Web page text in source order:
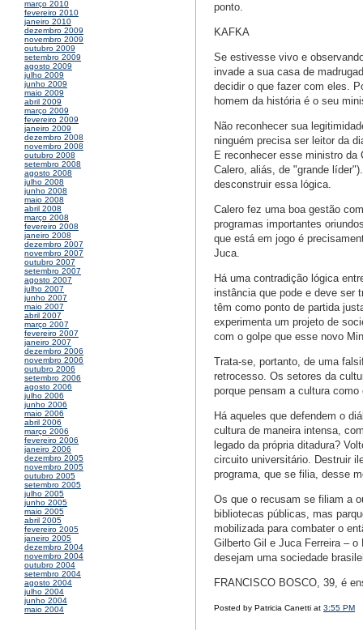
março 2010
fevereiro 2010
janeiro 2010
dezembro 2009
novembro 2009
outubro 2009
setembro 2009
agosto 2009
julho 2009
junho 2009
maio 2009
abril 2009
março 2009
fevereiro 2009
janeiro 2009
dezembro 2008
novembro 2008
outubro 2008
setembro 2008
agosto 2008
julho 2008
junho 2008
maio 2008
abril 2008
março 2008
fevereiro 2008
janeiro 2008
dezembro 2007
novembro 2007
outubro 2007
setembro 2007
agosto 2007
julho 2007
junho 2007
maio 2007
abril 2007
março 2007
fevereiro 2007
janeiro 2007
dezembro 2006
novembro 2006
outubro 2006
setembro 2006
agosto 2006
julho 2006
junho 2006
maio 2006
abril 2006
março 2006
fevereiro 2006
janeiro 2006
dezembro 2005
novembro 2005
outubro 2005
setembro 2005
julho 2005
junho 2005
maio 2005
abril 2005
fevereiro 2005
janeiro 2005
dezembro 2004
novembro 2004
outubro 2004
setembro 2004
agosto 2004
julho 2004
junho 2004
maio 2004
ponto.
KAFKA
Se estivesse vivo e
invade a sua casa de
decidir o que fazer com eles.
homem da história é o seu
Não reconhecer sua
ninguém precisa ser leitor da
E reconhecer esse ministro da
Calero, aliás, de "grande
desconstruir essa lógica.
Calero fez uma boa gestão
programas importantes
que está em jogo é
Juca.
Há uma contradição lógica
instância que pode e deve ser
têm como ponto de partida
experimenta um projeto de
com o golpe que esse novo
Trata-se, portanto, de uma
retrocesso. Os setores da
porque pensam a cultura
Há aqueles que defendem o
cultura de maneira intensa,
legado da própria ditadura?
circuito universitário. Destruir
programa, que se filia, desse
Os que o recusam se filiam a
bibliotecas públicas, mas
mobilizada para combater o
Gilberto Gil e Juca Ferreira –
desejam uma sociedade
FRANCISCO BOSCO, 39, é
Posted by Patricia Canetti at 3:55 PM